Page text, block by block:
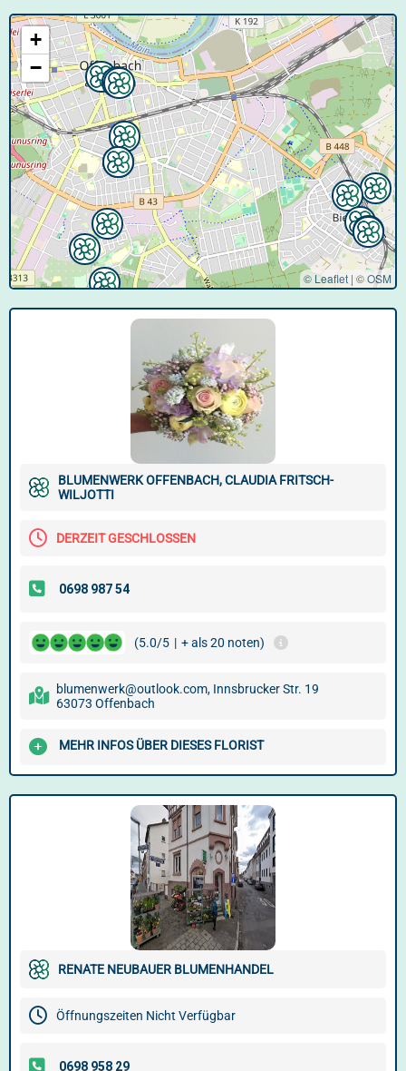
+
−
© Leaflet |©OSM
BLUMENWERK OFFENBACH, CLAUDIA FRITSCH-
WILJOTTI
DERZEIT GESCHLOSSEN
(5.0/5 | + als 20 noten)
blumenwerk@outlook.com, Innsbrucker Str. 19
63073 Offenbach
MEHR INFOS ÜBER DIESES FLORIST
RENATE NEUBAUER BLUMENHANDEL
Öffnungszeiten Nicht Verfügbar